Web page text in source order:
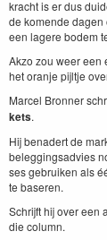
kracht is er dus
de komende
een lagere bodem
Akzo zou weer een
het oran­je pijlt­je
Mar­cel Bron­ner
kets.
Hij benadert de
beleg­gingsad­vies
ses gebruiken als
te baseren.
Schri­jft hij over een
die column.